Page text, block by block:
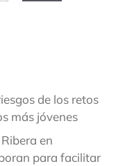
de los retos
más jóvenes
en
para facilitar